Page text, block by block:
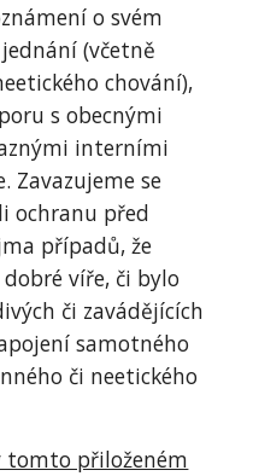
o svém
(včetně
chování),
s obecnými
interními
Zavazujeme se
ochranu před
případů, že
víře, či bylo
či zavádějících
samotného
či neetického
tomto přiloženém